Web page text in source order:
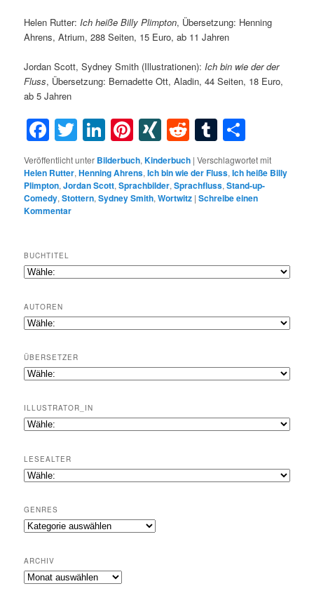
Helen Rutter:Ich heiße Billy Plimpton, Übersetzung: Henning
Ahrens, Atrium, 288 Seiten, 15 Euro, ab 11 Jahren
Jordan Scott, Sydney Smith (Illustrationen):Ich bin wie der der
Fluss, Übersetzung: Bernadette Ott, Aladin, 44 Seiten, 18 Euro,
ab 5 Jahren
Facebook
Twitter
LinkedIn
Pinterest
XINGRedditTumblr
Veröffentlicht unter Bilderbuch,Kinderbuch |Verschlagwortet mit
Helen Rutter,Henning Ahrens,Ich bin wie der Fluss,Ich heiße Billy
Plimpton,Jordan Scott,Sprachbilder,Sprachfluss,Stand-up-
Comedy,Stottern,Sydney Smith,Wortwitz |Schreibe einen
Kommentar
BUCHTITEL
AUTOREN
ÜBERSETZER
ILLUSTRATOR_IN
LESEALTER
GENRES
Genres
ARCHIV
Archiv